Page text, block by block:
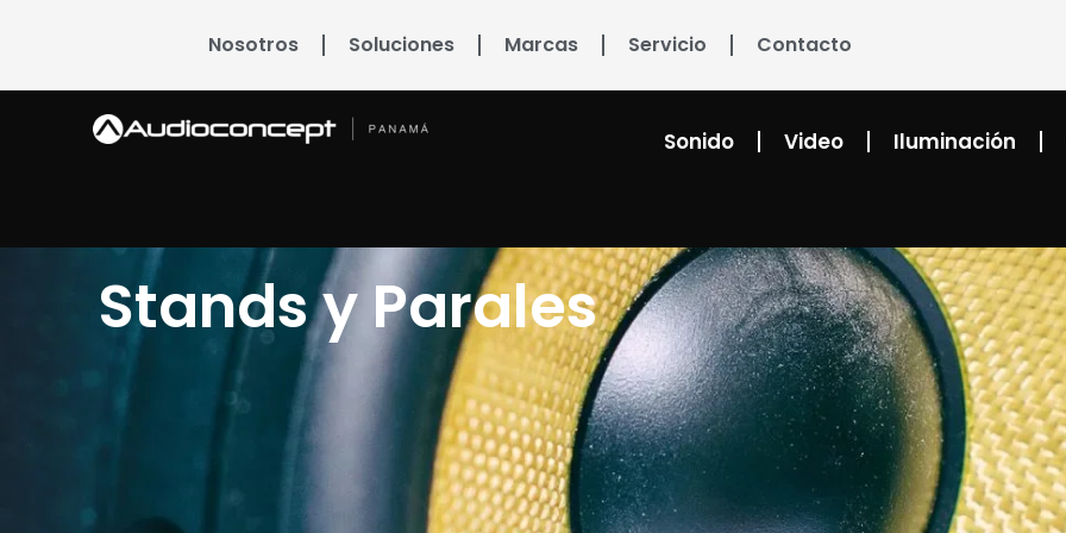
Nosotros Soluciones Marcas Servicio Contacto
Sonido Video Iluminación
Stands y Parales